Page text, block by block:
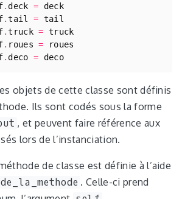
.deck = deck
.tail = tail
.truck = truck
. roues =
roues
.deco = deco
objets de cette classe sont définis
Ils sont codés sous la forme
, et peuvent faire référence aux
lors de l’instanciation.
de classe est définie à l’aide
. Celle-ci prend